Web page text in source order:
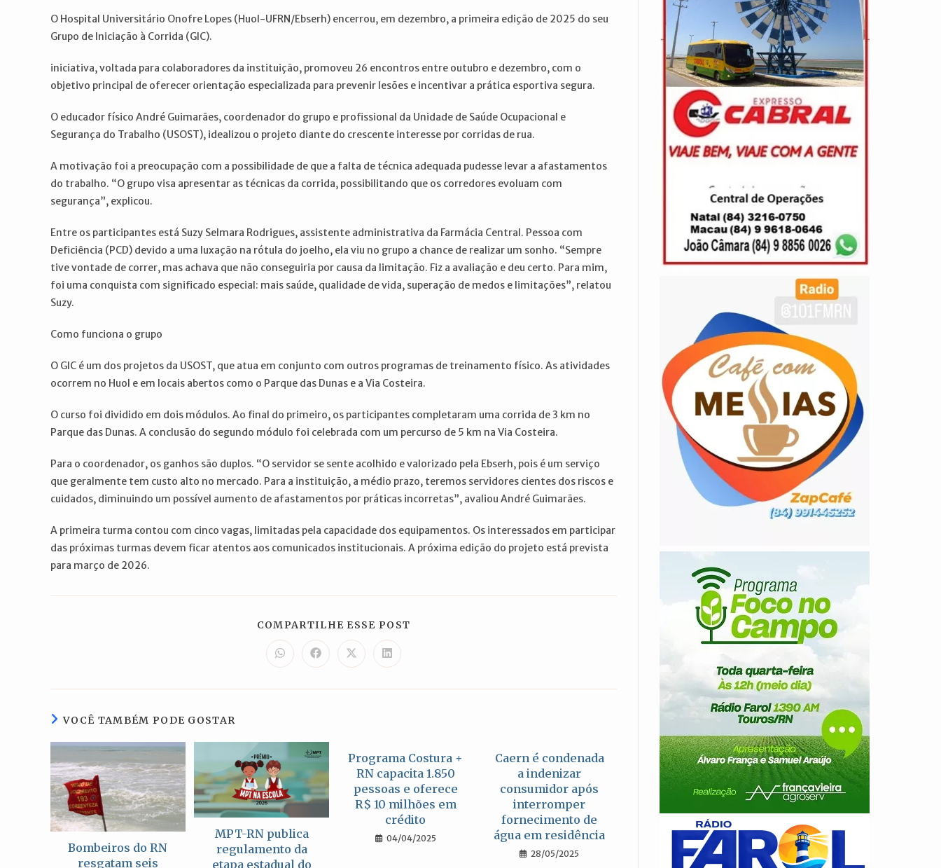
O Hospital Universitário Onofre Lopes (Huol-UFRN/Ebserh) encerrou, em dezembro, a primeira edição de 2025 do seu
Grupo de Iniciação à Corrida (GIC).
iniciativa, voltada para colaboradores da instituição, promoveu 26 encontros entre outubro e dezembro, com o
objetivo principal de oferecer orientação especializada para prevenir lesões e incentivar a prática esportiva segura.
O educador físico André Guimarães, coordenador do grupo e profissional da Unidade de Saúde Ocupacional e
Segurança do Trabalho (USOST), idealizou o projeto diante do crescente interesse por corridas de rua.
A motivação foi a preocupação com a possibilidade de que a falta de técnica adequada pudesse levar a afastamentos
do trabalho. “O grupo visa apresentar as técnicas da corrida, possibilitando que os corredores evoluam com
segurança”, explicou.
Entre os participantes está Suzy Selmara Rodrigues, assistente administrativa da Farmácia Central. Pessoa com
Deficiência (PCD) devido a uma luxação na rótula do joelho, ela viu no grupo a chance de realizar um sonho. “Sempre
tive vontade de correr, mas achava que não conseguiria por causa da limitação. Fiz a avaliação e deu certo. Para mim,
foi uma conquista com significado especial: mais saúde, qualidade de vida, superação de medos e limitações”, relatou
Suzy.
Como funciona o grupo
O GIC é um dos projetos da USOST, que atua em conjunto com outros programas de treinamento físico. As atividades
ocorrem no Huol e em locais abertos como o Parque das Dunas e a Via Costeira.
O curso foi dividido em dois módulos. Ao final do primeiro, os participantes completaram uma corrida de 3 km no
Parque das Dunas. A conclusão do segundo módulo foi celebrada com um percurso de 5 km na Via Costeira.
Para o coordenador, os ganhos são duplos. “O servidor se sente acolhido e valorizado pela Ebserh, pois é um serviço
que geralmente tem custo alto no mercado. Para a instituição, a médio prazo, teremos servidores cientes dos riscos e
cuidados, diminuindo um possível aumento de afastamentos por práticas incorretas”, avaliou André Guimarães.
A primeira turma contou com cinco vagas, limitadas pela capacidade dos equipamentos. Os interessados em participar
das próximas turmas devem ficar atentos aos comunicados institucionais. A próxima edição do projeto está prevista
para março de 2026.
COMPARTILHE ESSE POST
Abre
em
nova
Abre
em
nova
Abre
em
nova
Abre
em
nova
VOCÊ TAMBÉM PODE GOSTAR
Bombeiros do RN
resgatam seis
MPT-RN publica
regulamento da
etapa estadual do
Programa Costura +
RN capacita 1.850
pessoas e oferece
R$ 10 milhões em
crédito
04/04/2025
Caern é condenada
a indenizar
consumidor após
interromper
fornecimento de
água em residência
28/05/2025